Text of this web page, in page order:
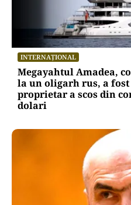
INTERNAȚIONAL
Megayahtul Amadea,
la un oligarh rus, a
proprietar a scos din
dolari